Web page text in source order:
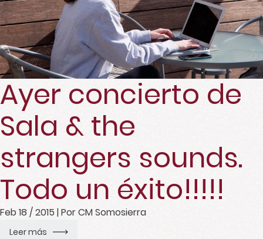
Ayer concierto de
Sala & the
strangers sounds.
Todo un éxito!!!!!
Feb 18 / 2015 | Por CM Somosierra
Leer más